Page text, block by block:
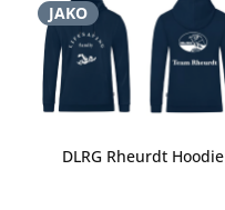
JAKO
DLRG Rheurdt Hoodie